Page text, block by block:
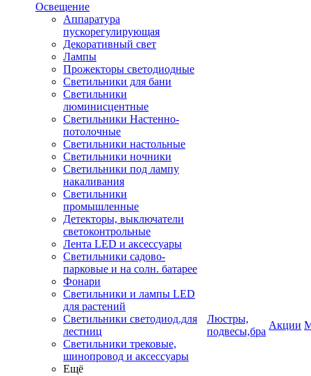
Освещение
Аппаратура
пускорегулирующая
Декоративный свет
Лампы
Прожекторы светодиодные
Светильники для бани
Светильники
люминисцентные
Светильники Настенно-
потолочные
Светильники настольные
Светильники ночники
Светильники под лампу
накаливания
Светильники
промышленные
Детекторы, выключатели
светоконтрольные
Лента LED и аксессуары
Светильники садово-
парковые и на солн. батарее
Фонари
Светильники и лампы LED
для растений
Светильники светодиод.для
лестниц
Светильники трековые,
шинопровод и аксессуары
Ещё
Люстры,
подвесы,бра
Акции